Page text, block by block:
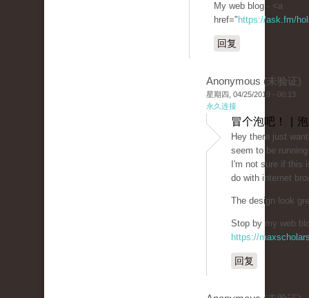
My web blog - <a
href=" https://ask.fm/
回复
Anonymous (未验证)
星期四, 04/25/2019 - 00:13
永久连接
冒个泡吧！ |
Hey there just
seem to be
I'm not sure if this
do with internet
The design look
Stop by my web
https://
回复